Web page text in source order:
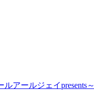
アールジェイpresents～